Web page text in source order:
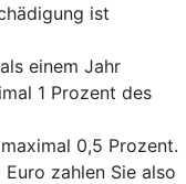
ist
einem Jahr
1 Prozent des
0,5 Prozent.
zahlen Sie also